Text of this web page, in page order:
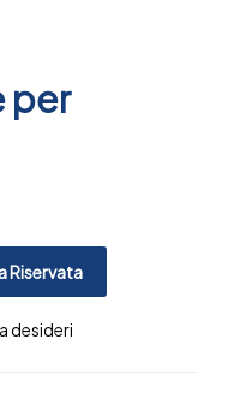
per
Riservata
desideri